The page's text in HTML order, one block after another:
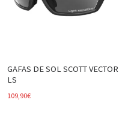
GAFAS DE SOL SCOTT VECTOR
LS
109,90€